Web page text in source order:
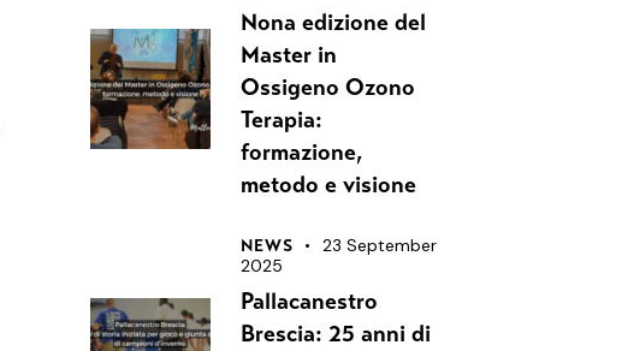
Nona edizione del
Master in
Ossigeno Ozono
Terapia:
formazione,
metodo e visione
NEWS
23 September
2025
Pallacanestro
Brescia: 25 anni di